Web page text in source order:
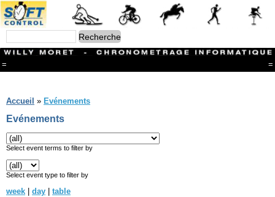
= =
Branches
CONTACT
Ski ALPIN
Triathlon
Ski Nordique
Courses à pieds
Athlétisme
Accueil » Evénements
Evénements
Select event terms to filter by
Select event type to filter by
week | day | table